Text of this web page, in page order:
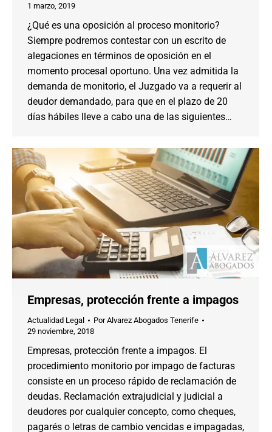
1 marzo, 2019
¿Qué es una oposición al proceso monitorio?
Siempre podremos contestar con un escrito de
alegaciones en términos de oposición en el
momento procesal oportuno. Una vez admitida la
demanda de monitorio, el Juzgado va a requerir al
deudor demandado, para que en el plazo de 20
días hábiles lleve a cabo una de las siguientes…
Empresas, protección frente a impagos
Actualidad Legal PorAlvarez Abogados Tenerife
29 noviembre, 2018
Empresas, protección frente a impagos. El
procedimiento monitorio por impago de facturas
consiste en un proceso rápido de reclamación de
deudas. Reclamación extrajudicial y judicial a
deudores por cualquier concepto, como cheques,
pagarés o letras de cambio vencidas e impagadas,